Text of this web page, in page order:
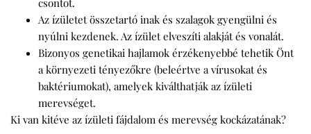
csontot.
Az ízületet összetartó inak és szalagok gyengülni és
nyúlni kezdenek. Az ízület elveszíti alakját és vonalát.
Bizonyos genetikai hajlamok érzékenyebbé tehetik Önt
a környezeti tényezőkre (beleértve a vírusokat és
baktériumokat), amelyek kiválthatják az ízületi
merevséget.
Ki van kitéve az ízületi fájdalom és merevség kockázatának?